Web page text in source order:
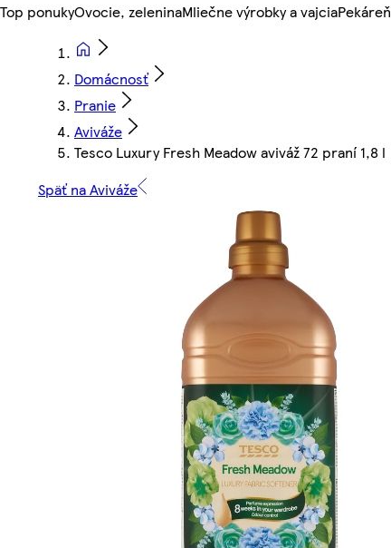
Top ponukyOvocie, zeleninaMliečne výrobky a vajciaPekáreň
Domácnosť
Pranie
Aviváže
Tesco Luxury Fresh Meadow aviváž 72 praní 1,8 l
Späť na Aviváže